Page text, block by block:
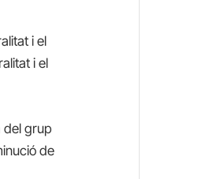
i el
i el
del grup
de